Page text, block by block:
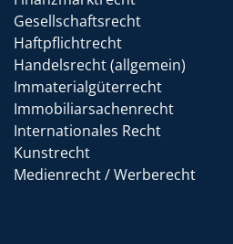
Gesellschaftsrecht
Haftpflichtrecht
Handelsrecht (allgemein)
Immaterialgüterrecht
Immobiliarsachenrecht
Internationales Recht
Kunstrecht
Medienrecht / Werberecht